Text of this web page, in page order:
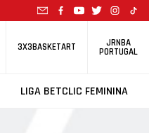
3X3BASKETART JRNBA
PORTUGAL
LIGA BETCLIC FEMININA